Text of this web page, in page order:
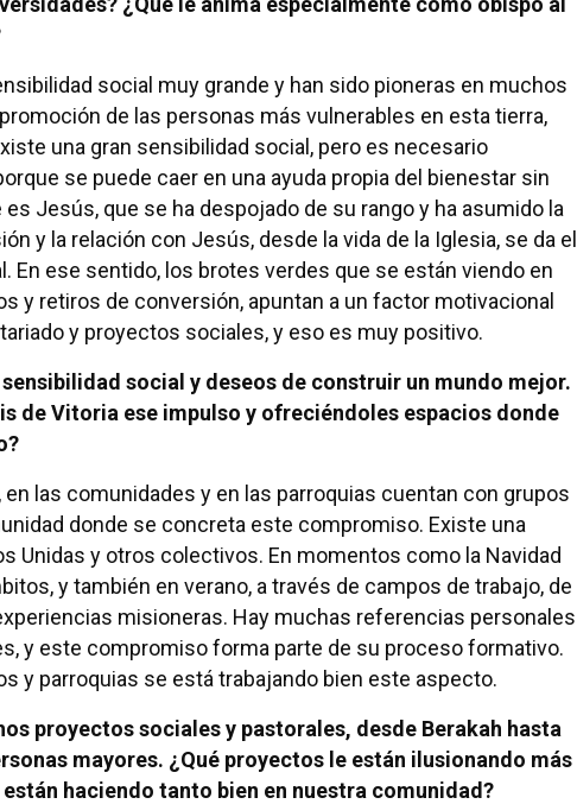
social muy grande y han sido pioneras en muchos
de las personas más vulnerables en esta tierra,
una gran sensibilidad social, pero es necesario
se puede caer en una ayuda propia del bienestar sin
Jesús, que se ha despojado de su rango y ha asumido la
y la relación con Jesús, desde la vida de la Iglesia, se da el
En ese sentido, los brotes verdes que se están viendo en
y retiros de conversión, apuntan a un factor motivacional
y proyectos sociales, y eso es muy positivo.
social y deseos de construir un mundo mejor.
de Vitoria ese impulso y ofreciéndoles espacios donde
las comunidades y en las parroquias cuentan con grupos
donde se concreta este compromiso. Existe una
Unidas y otros colectivos. En momentos como la Navidad
y también en verano, a través de campos de trabajo, de
misioneras. Hay muchas referencias personales
y este compromiso forma parte de su proceso formativo.
y parroquias se está trabajando bien este aspecto.
proyectos sociales y pastorales, desde Berakah hasta
mayores. ¿Qué proyectos le están ilusionando más
haciendo tanto bien en nuestra comunidad?